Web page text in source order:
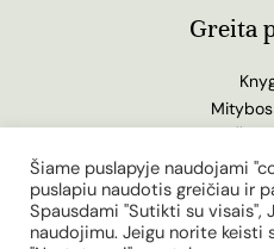
Greita
Šiame puslapyje naudojami
puslapiu naudotis greičiau ir
Spausdami "Sutikti su visais",
naudojimu. Jeigu norite keisti